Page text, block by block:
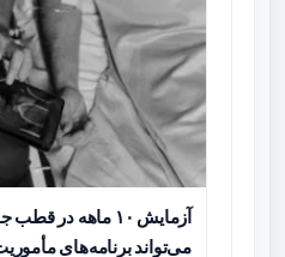
آزمایش ۱۰ ماهه
می‌تواند برنامه‌های